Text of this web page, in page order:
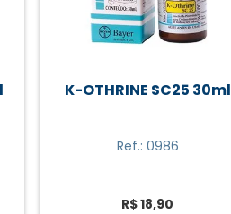
K-OTHRINE CE25 250ml
Ref.: 5601